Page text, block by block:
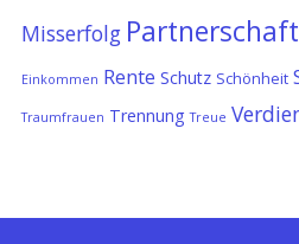
Misserfolg Partnerschaft
Einkommen Rente Schutz Schönheit
Traumfrauen Trennung Treue